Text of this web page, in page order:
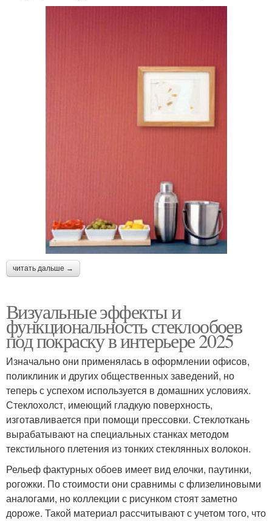
читать дальше →
Визуальные эффекты и
функциональность стеклообоев
под покраску в интерьере 2025
Изначально они применялась в оформлении офисов,
поликлиник и других общественных заведений, но
теперь с успехом используется в домашних условиях.
Стеклохолст, имеющий гладкую поверхность,
изготавливается при помощи прессовки. Стеклоткань
вырабатывают на специальных станках методом
текстильного плетения из тонких стеклянных волокон.
Рельеф фактурных обоев имеет вид елочки, паутинки,
рогожки. По стоимости они сравнимы с флизелиновыми
аналогами, но коллекции с рисунком стоят заметно
дороже. Такой материал рассчитывают с учетом того, что